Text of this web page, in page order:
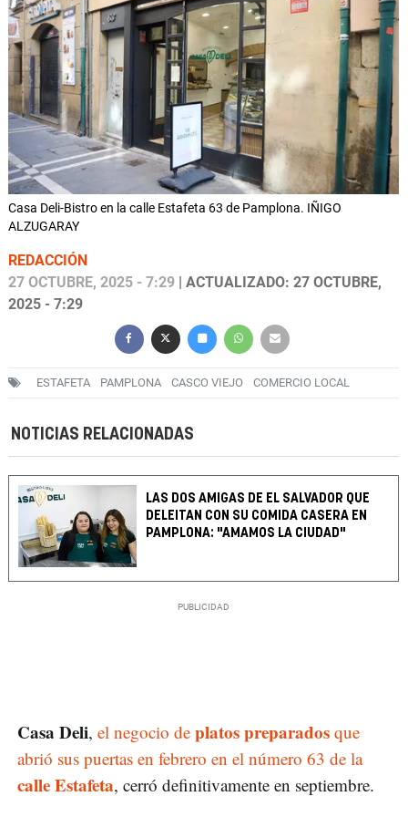
Casa Deli-Bistro en la calle Estafeta 63 de Pamplona. IÑIGO
ALZUGARAY
REDACCIÓN
27 OCTUBRE, 2025 - 7:29 | ACTUALIZADO: 27 OCTUBRE,
2025 - 7:29
ESTAFETA PAMPLONA CASCO VIEJO COMERCIO LOCAL
NOTICIAS RELACIONADAS
LAS DOS AMIGAS DE EL SALVADOR QUE
DELEITAN CON SU COMIDA CASERA EN
PAMPLONA: "AMAMOS LA CIUDAD"
Casa Deli, el negocio de platos preparados que
abrió sus puertas en febrero en el número 63 de la
calle Estafeta, cerró definitivamente en septiembre.